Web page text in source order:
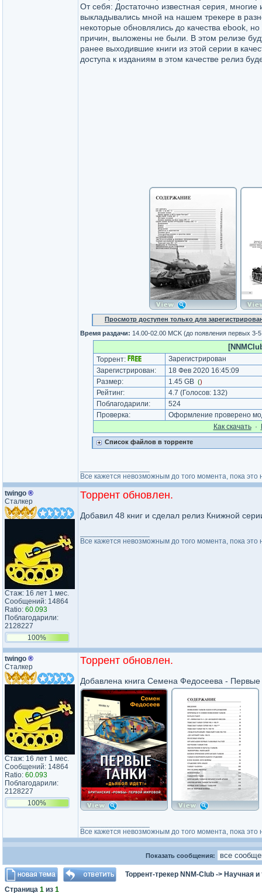
От себя: Достаточно известная серия, многие
выкладывались мной на нашем трекере в
некоторые обновлялись до качества ebook,
причин, выложены не были. В этом релизе
ранее выходившие книги из этой серии в
доступа к изданиям в этом качестве релиз
Просмотр доступен только для
Время раздачи: 14.00-02.00 MCK (до появления первых 3-
Торрент:
Зарегистрирован
Зарегистрирован:
18 Фев 2020 16:45:09
Размер:
1.45 GB ()
Рейтинг: 4.7 (Голосов: 132)
Поблагодарили:
524
Проверка:
Оформление проверено
Как cкачать·
Список файлов в торренте
Все кажется невозможным до того момента, пока
twingo ®
Сталкер
Стаж: 16 лет 1 мес.
Сообщений: 14864
Ratio: 60.093
Поблагодарили:
2128227
100%
Торрент обновлен.
Добавил 48 книг и сделал релиз Книжной
Все кажется невозможным до того момента, пока
twingo ®
Сталкер
Стаж: 16 лет 1 мес.
Сообщений: 14864
Ratio: 60.093
Поблагодарили:
2128227
100%
Торрент обновлен.
Добавлена книга Семена Федосеева -
Все кажется невозможным до того момента, пока
Показать сообщения:
Торрент-трекер NNM-Club -> Научная и
Страница 1 из 1